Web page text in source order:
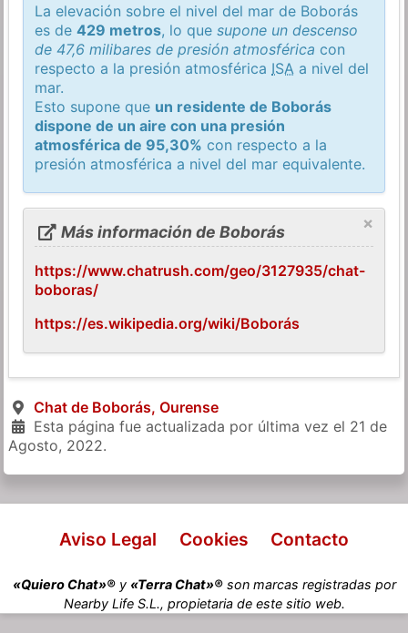
La elevación sobre el nivel del mar de Boborás
es de429 metros, lo quesupone un descenso
de 47,6 milibares de presión atmosférica con
respecto a la presión atmosférica ISA a nivel del
mar.
Esto supone que un residente de Boborás
dispone de un aire con una presión
atmosférica de 95,30% con respecto a la
presión atmosférica a nivel del mar equivalente.
×
Más información de Boborás
https://www.chatrush.com/geo/3127935/chat-
boboras/
https://es.wikipedia.org/wiki/Boborás
Chat de Boborás, Ourense
Esta página fue actualizada por última vez el 21 de
Agosto, 2022.
Aviso Legal Cookies Contacto
«Quiero Chat»®y «Terra Chat»®son marcas registradas por
Nearby Life S.L., propietaria de este sitio web.